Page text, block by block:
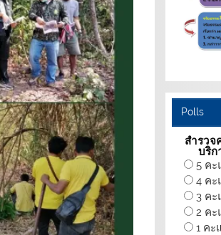
Polls
สำรวจ
บริก
5 ค
4 ค
3 ค
2 ค
1 คะ